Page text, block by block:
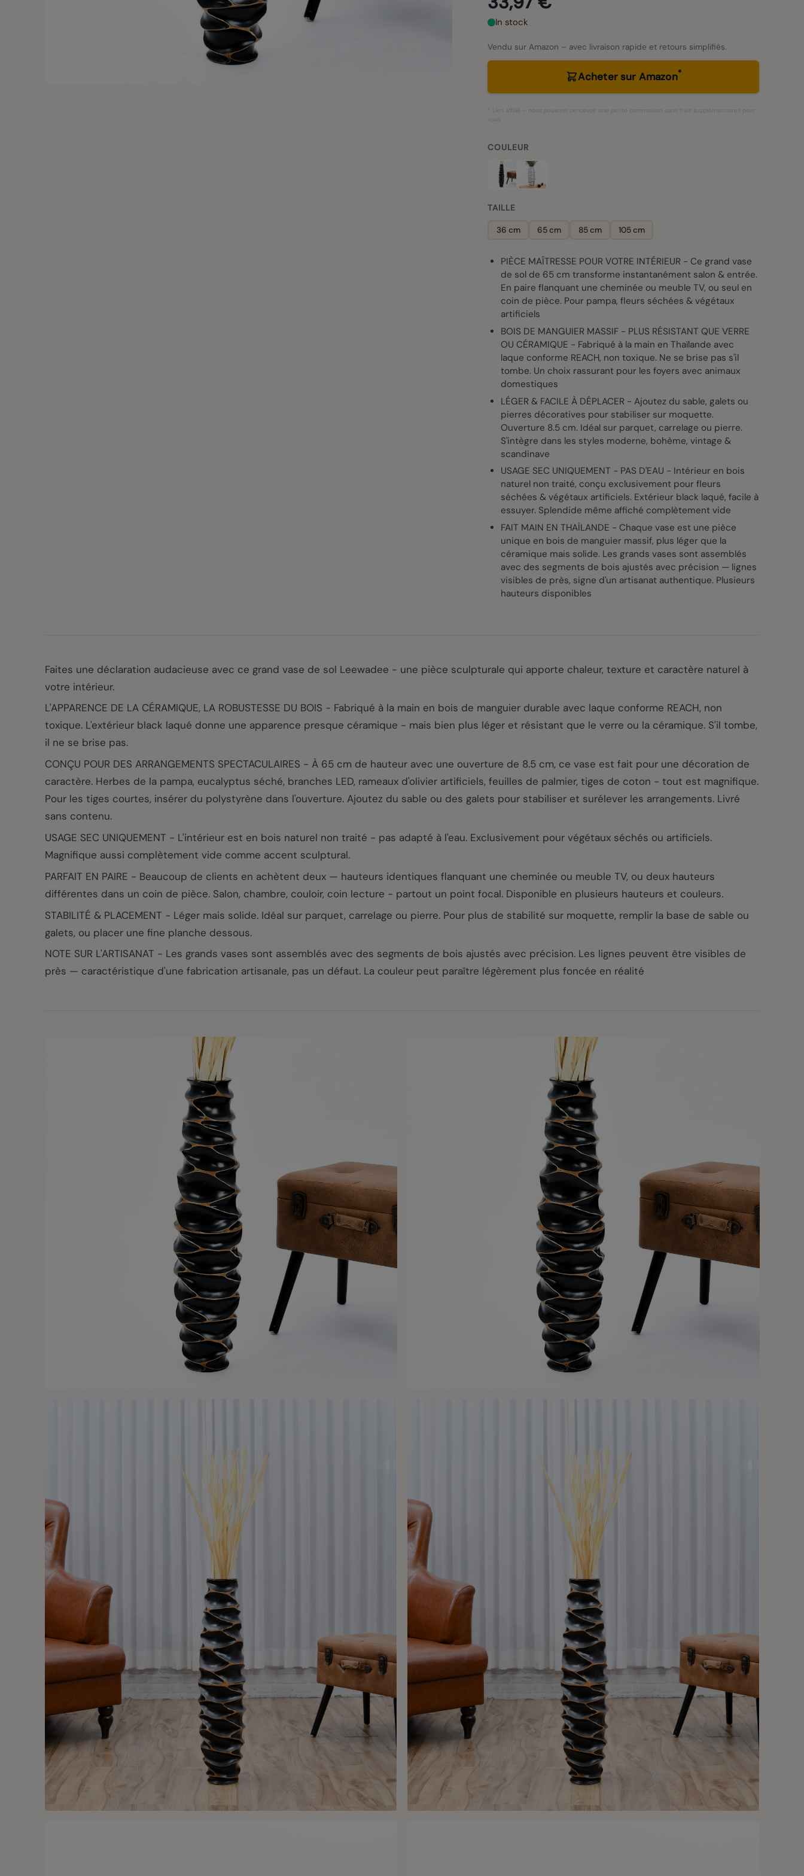
In stock
Vendu sur Amazon – avec livraison rapide et retours simplifiés.
Acheter sur Amazon*
* Lien affilié – nous pouvons percevoir une petite commission sans frais supplémentaires pour
vous.
COULEUR
TAILLE
36 cm 65 cm 85 cm 105 cm
PIÈCE MAÎTRESSE POUR VOTRE INTÉRIEUR - Ce grand vase
de sol de 65 cm transforme instantanément salon & entrée.
En paire flanquant une cheminée ou meuble TV, ou seul en
coin de pièce. Pour pampa, fleurs séchées & végétaux
artificiels
BOIS DE MANGUIER MASSIF - PLUS RÉSISTANT QUE VERRE
OU CÉRAMIQUE - Fabriqué à la main en Thaïlande avec
laque conforme REACH, non toxique. Ne se brise pas s'il
tombe. Un choix rassurant pour les foyers avec animaux
domestiques
LÉGER & FACILE À DÉPLACER - Ajoutez du sable, galets ou
pierres décoratives pour stabiliser sur moquette.
Ouverture 8.5 cm. Idéal sur parquet, carrelage ou pierre.
S'intègre dans les styles moderne, bohème, vintage &
scandinave
USAGE SEC UNIQUEMENT - PAS D'EAU - Intérieur en bois
naturel non traité, conçu exclusivement pour fleurs
séchées & végétaux artificiels. Extérieur black laqué, facile à
essuyer. Splendide même affiché complètement vide
FAIT MAIN EN THAÏLANDE - Chaque vase est une pièce
unique en bois de manguier massif, plus léger que la
céramique mais solide. Les grands vases sont assemblés
avec des segments de bois ajustés avec précision — lignes
visibles de près, signe d'un artisanat authentique. Plusieurs
hauteurs disponibles
Faites une déclaration audacieuse avec ce grand vase de sol Leewadee - une pièce sculpturale qui apporte chaleur, texture et caractère naturel à
votre intérieur.
L'APPARENCE DE LA CÉRAMIQUE, LA ROBUSTESSE DU BOIS - Fabriqué à la main en bois de manguier durable avec laque conforme REACH, non
toxique. L'extérieur black laqué donne une apparence presque céramique - mais bien plus léger et résistant que le verre ou la céramique. S'il tombe,
il ne se brise pas.
CONÇU POUR DES ARRANGEMENTS SPECTACULAIRES - À 65 cm de hauteur avec une ouverture de 8.5 cm, ce vase est fait pour une décoration de
caractère. Herbes de la pampa, eucalyptus séché, branches LED, rameaux d'olivier artificiels, feuilles de palmier, tiges de coton - tout est magnifique.
Pour les tiges courtes, insérer du polystyrène dans l'ouverture. Ajoutez du sable ou des galets pour stabiliser et surélever les arrangements. Livré
sans contenu.
USAGE SEC UNIQUEMENT - L'intérieur est en bois naturel non traité - pas adapté à l'eau. Exclusivement pour végétaux séchés ou artificiels.
Magnifique aussi complètement vide comme accent sculptural.
PARFAIT EN PAIRE - Beaucoup de clients en achètent deux — hauteurs identiques flanquant une cheminée ou meuble TV, ou deux hauteurs
différentes dans un coin de pièce. Salon, chambre, couloir, coin lecture - partout un point focal. Disponible en plusieurs hauteurs et couleurs.
STABILITÉ & PLACEMENT - Léger mais solide. Idéal sur parquet, carrelage ou pierre. Pour plus de stabilité sur moquette, remplir la base de sable ou
galets, ou placer une fine planche dessous.
NOTE SUR L'ARTISANAT - Les grands vases sont assemblés avec des segments de bois ajustés avec précision. Les lignes peuvent être visibles de
près — caractéristique d'une fabrication artisanale, pas un défaut. La couleur peut paraître légèrement plus foncée en réalité